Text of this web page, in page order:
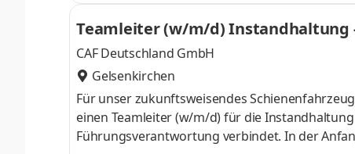
Zähleranlagen, Hausanschlusskästen, TV-
Durchführen von E-Checks Durchführen von
Teamleiter (w/m/d) Instandhaltung
CAF Deutschland GmbH
Gelsenkirchen
Für unser zukunftsweisendes
einen Teamleiter (w/m/d) für die
Führungsverantwortung verbindet. In der